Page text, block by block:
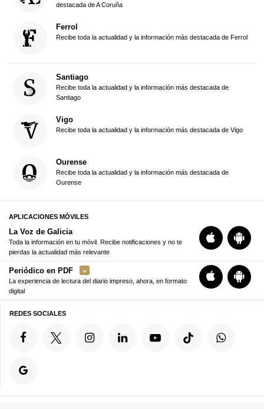
destacada de A Coruña
Ferrol
Recibe toda la actualidad y la información más destacada de Ferrol
Santiago
Recibe toda la actualidad y la información más destacada de
Santiago
Vigo
Recibe toda la actualidad y la información más destacada de Vigo
Ourense
Recibe toda la actualidad y la información más destacada de
Ourense
APLICACIONES MÓVILES
La Voz de Galicia
Toda la información en tu móvil. Recibe notificaciones y no te
pierdas la actualidad más relevante
Periódico en PDF
La experiencia de lectura del diario impreso, ahora, en formato
digital
REDES SOCIALES